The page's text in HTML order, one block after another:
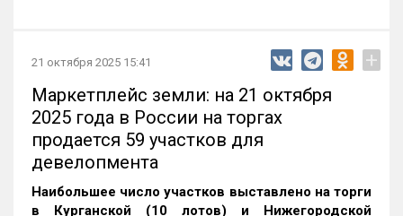
21 октября 2025 15:41 +
Маркетплейс земли: на 21 октября
2025 года в России на торгах
продается 59 участков для
девелопмента
Наибольшее число участков выставлено на торги
в Курганской (10 лотов) и Нижегородской